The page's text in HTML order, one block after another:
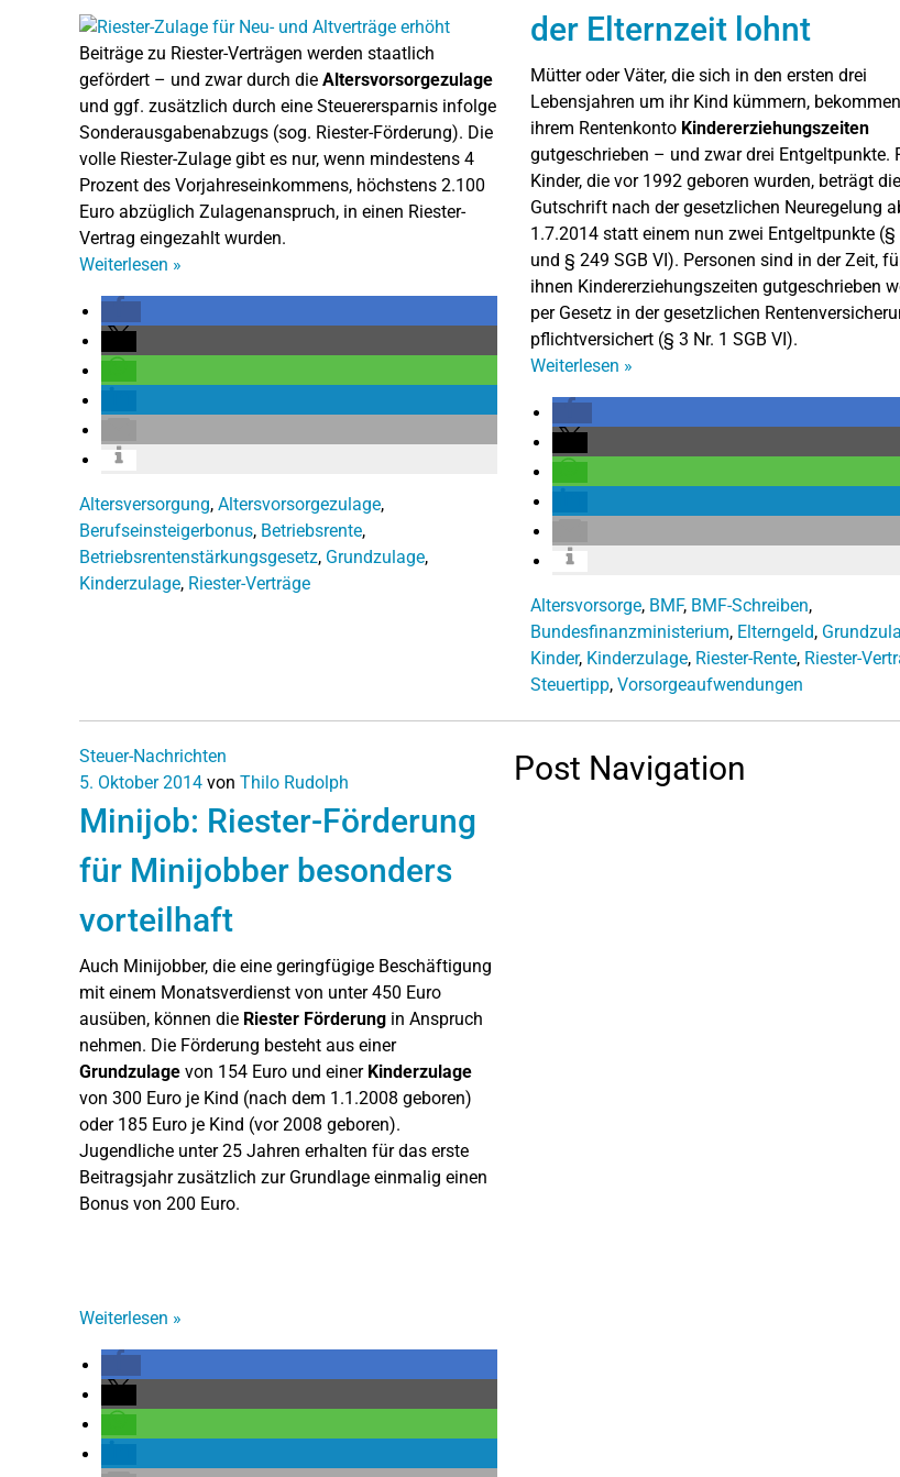
Beiträge zu Riester-Verträgen werden staatlich
gefördert – und zwar durch die Altersvorsorgezulage
und ggf. zusätzlich durch eine Steuerersparnis infolge
Sonderausgabenabzugs (sog. Riester-Förderung). Die
volle Riester-Zulage gibt es nur, wenn mindestens 4
Prozent des Vorjahreseinkommens, höchstens 2.100
Euro abzüglich Zulagenanspruch, in einen Riester-
Vertrag eingezahlt wurden.
Weiterlesen »
Altersversorgung, Altersvorsorgezulage,
Berufseinsteigerbonus, Betriebsrente,
Betriebsrentenstärkungsgesetz, Grundzulage,
Kinderzulage, Riester-Verträge
der Elternzeit lohnt
Mütter oder Väter, die sich in den ersten drei
Lebensjahren um ihr Kind kümmern,
ihrem Rentenkonto Kindererziehungszeiten
gutgeschrieben – und zwar drei Entgeltpunkte.
Kinder, die vor 1992 geboren wurden, beträgt die
Gutschrift nach der gesetzlichen Neuregelung
1.7.2014 statt einem nun zwei Entgeltpunkte (§
und § 249 SGB VI). Personen sind in der Zeit,
ihnen Kindererziehungszeiten gutgeschrieben
per Gesetz in der gesetzlichen
pflichtversichert (§ 3 Nr. 1 SGB VI).
Weiterlesen »
Altersvorsorge, BMF, BMF-Schreiben,
Bundesfinanzministerium, Elterngeld,
Kinder, Kinderzulage, Riester-Rente, Riester-
Steuertipp, Vorsorgeaufwendungen
Steuer-Nachrichten
5. Oktober 2014 von Thilo Rudolph
Minijob: Riester-Förderung
für Minijobber besonders
vorteilhaft
Auch Minijobber, die eine geringfügige Beschäftigung
mit einem Monatsverdienst von unter 450 Euro
ausüben, können die Riester Förderung in Anspruch
nehmen. Die Förderung besteht aus einer
Grundzulage von 154 Euro und einer Kinderzulage
von 300 Euro je Kind (nach dem 1.1.2008 geboren)
oder 185 Euro je Kind (vor 2008 geboren).
Jugendliche unter 25 Jahren erhalten für das erste
Beitragsjahr zusätzlich zur Grundlage einmalig einen
Bonus von 200 Euro.
Weiterlesen »
Post Navigation